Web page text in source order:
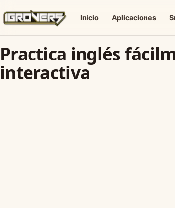
Inicio Aplicaciones
Practica inglés
interactiva